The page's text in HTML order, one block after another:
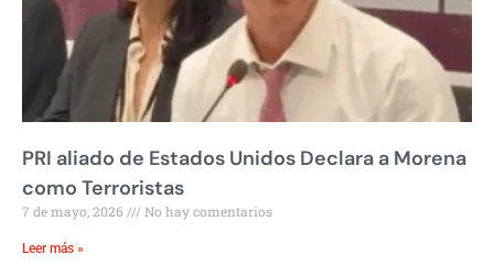
PRI aliado de Estados Unidos Declara a Morena
como Terroristas
7 de mayo, 2026 No hay comentarios
Leer más »